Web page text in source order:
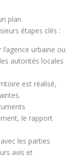
plan
étapes clés :
urbaine ou
autorités locales
est réalisé,
le rapport
les parties
avis et